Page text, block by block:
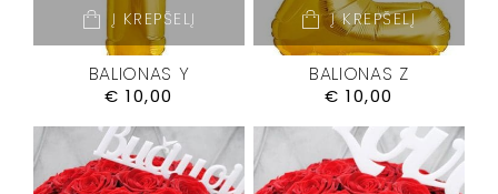
Į KREPŠELĮ
BALIONAS Y
€ 10,00
Į KREPŠELĮ
BALIONAS Z
€ 10,00